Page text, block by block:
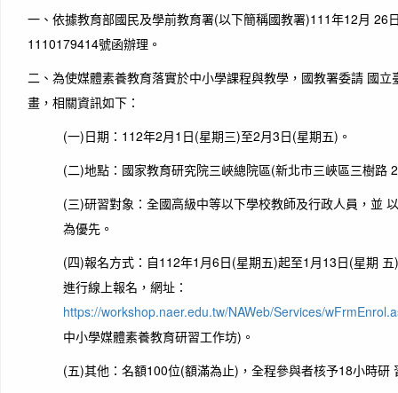
一、依據教育部國民及學前教育署(以下簡稱國教署)111年12月 26
1110179414號函辦理。
二、為使媒體素養教育落實於中小學課程與教學，國教署委請 國
畫，相關資訊如下：
(一)日期：112年2月1日(星期三)至2月3日(星期五)。
(二)地點：國家教育研究院三峽總院區(新北市三峽區三樹路
(三)研習對象：全國高級中等以下學校教師及行政人員，並
為優先。
(四)報名方式：自112年1月6日(星期五)起至1月13日(星期
進行線上報名，網址：
https://workshop.naer.edu.tw/NAWeb/Services/
中小學媒體素養教育研習工作坊)。
(五)其他：名額100位(額滿為止)，全程參與者核予18小時研